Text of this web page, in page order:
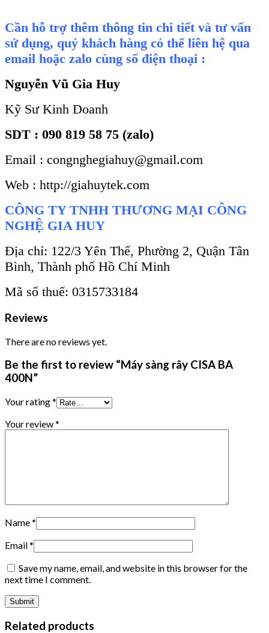
Cần hỗ trợ thêm thông tin chi tiết và tư vấn
sử dụng, quý khách hàng có thể liên hệ qua
email hoặc zalo cùng số điện thoại :
Nguyễn Vũ Gia Huy
Kỹ Sư Kinh Doanh
SDT : 090 819 58 75 (zalo)
Email : congnghegiahuy@gmail.com
Web : http://giahuytek.com
CÔNG TY TNHH THƯƠNG MẠI CÔNG
NGHỆ GIA HUY
Địa chỉ: 122/3 Yên Thế, Phường 2, Quận Tân
Bình, Thành phố Hồ Chí Minh
Mã số thuế: 0315733184
Reviews
There are no reviews yet.
Be the first to review “Máy sàng rây CISA BA
400N”
Your rating*
Your review*
Name*
Email*
Save my name, email, and website in this browser for the
next time I comment.
Related products